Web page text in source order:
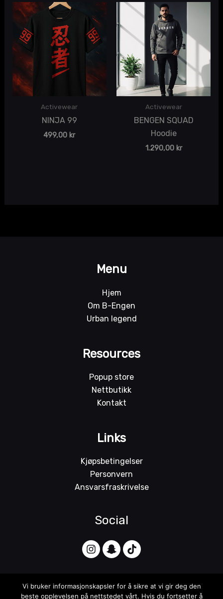
Activewear
NINJA 99
499,00kr
Activewear
BENGEN SQUAD
Hoodie
1.290,00 kr
Menu
Hjem
Om B-Engen
Urban legend
Resources
Popup store
Nettbutikk
Kontakt
Links
Kjøpsbetingelser
Personvern
Ansvarsfraskrivelse
Social
Vi bruker informasjonskapsler for å sikre at vi gir deg den
beste opplevelsen på nettstedet vårt. Hvis du fortsetter å